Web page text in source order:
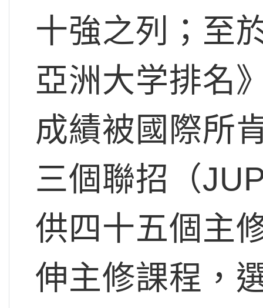
十強之列；至
亞洲大学排名
成績被國際所
三個聯招（
供四十五個主
伸主修課程，